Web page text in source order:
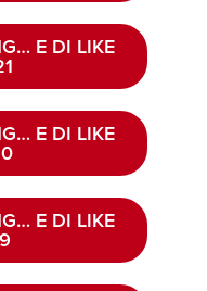
E DI LIKE
E DI LIKE
E DI LIKE